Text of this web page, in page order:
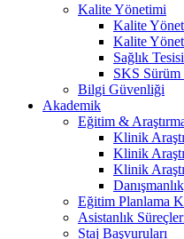
Kalite Yönetimi
Kalite
Kalite
Sağlık
SKS Sürüm
Bilgi Güvenliği
Akademik
Eğitim &
Klinik
Klinik
Klinik
Eğitim Planlama
Asistanlık
Staj Başvuruları